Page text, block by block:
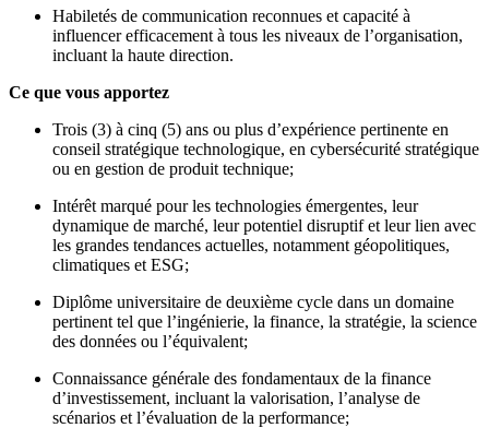
Habiletés de communication reconnues et capacité à
influencer efficacement à tous les niveaux de l’organisation,
incluant la haute direction.
Ce que vous apportez
Trois (3) à cinq (5) ans ou plus d’expérience pertinente en
conseil stratégique technologique, en cybersécurité stratégique
ou en gestion de produit technique;
Intérêt marqué pour les technologies émergentes, leur
dynamique de marché, leur potentiel disruptif et leur lien avec
les grandes tendances actuelles, notamment géopolitiques,
climatiques et ESG;
Diplôme universitaire de deuxième cycle dans un domaine
pertinent tel que l’ingénierie, la finance, la stratégie, la science
des données ou l’équivalent;
Connaissance générale des fondamentaux de la finance
d’investissement, incluant la valorisation, l’analyse de
scénarios et l’évaluation de la performance;